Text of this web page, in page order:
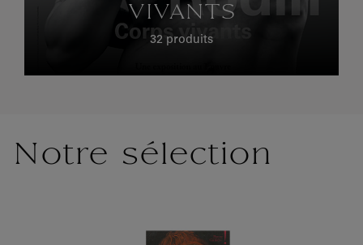
Notre sélection
VIVANTS
32 produits